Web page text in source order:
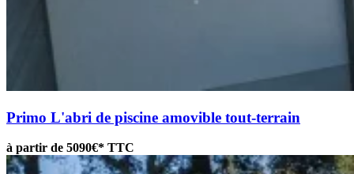
Primo L'abri de piscine amovible tout-terrain
à partir de 5090€* TTC